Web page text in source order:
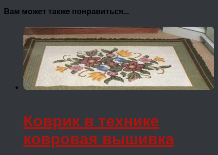
Вам может также понравиться...
Коврик в технике
ковровая вышивка